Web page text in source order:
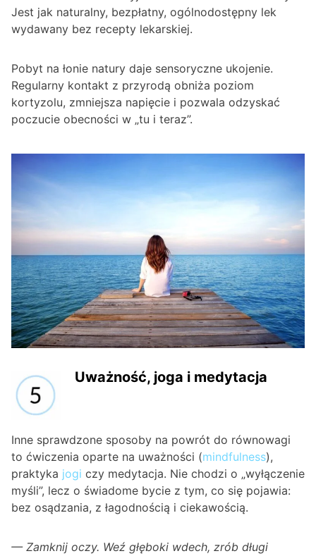
Jest jak naturalny, bezpłatny, ogólnodostępny lek
wydawany bez recepty lekarskiej.
Pobyt na łonie natury daje sensoryczne ukojenie.
Regularny kontakt z przyrodą obniża poziom
kortyzolu, zmniejsza napięcie i pozwala odzyskać
poczucie obecności w „tu i teraz”.
Uważność, joga i medytacja
Inne sprawdzone sposoby na powrót do równowagi
to ćwiczenia oparte na uważności (mindfulness),
praktyka jogi czy medytacja. Nie chodzi o „wyłączenie
myśli”, lecz o świadome bycie z tym, co się pojawia:
bez osądzania, z łagodnością i ciekawością.
— Zamknij oczy. Weź głęboki wdech, zrób długi